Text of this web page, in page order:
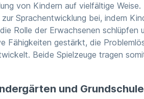
von Kindern auf vielfältige
Sprachentwicklung bei, indem
Rolle der Erwachsenen schlüpfen
Fähigkeiten gestärkt, die
Beide Spielzeuge tragen
und